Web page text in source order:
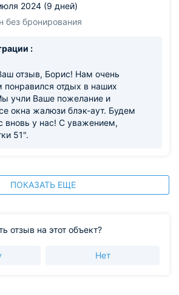
не хватало плотных штор для
света.
2024 (9 дней)
без бронирования
:
отзыв, Борис! Нам очень
понравился отдых в наших
учли Ваше пожелание и
окна жалюзи блэк-аут. Будем
вновь у нас! С уважением,
51".
ПОКАЗАТЬ ЕЩЕ
отзыв на этот объект?
Нет